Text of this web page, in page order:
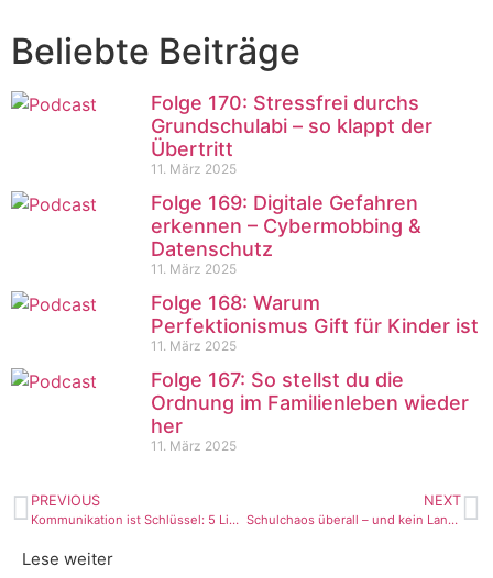
Beliebte Beiträge
Folge 170: Stressfrei durchs
Grundschulabi – so klappt der
Übertritt
11. März 2025
Folge 169: Digitale Gefahren
erkennen – Cybermobbing &
Datenschutz
11. März 2025
Folge 168: Warum
Perfektionismus Gift für Kinder ist
11. März 2025
Folge 167: So stellst du die
Ordnung im Familienleben wieder
her
11. März 2025
PREVIOUS
Kommunikation ist Schlüssel: 5 Liebessprachen für dein Kind
NEXT
Schulchaos überall – und kein Land in Sicht. 3 Irrtümer, die dich aufhalten.
Lese weiter